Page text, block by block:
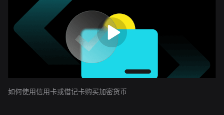
如何使用信用卡或借记卡购买加密货币